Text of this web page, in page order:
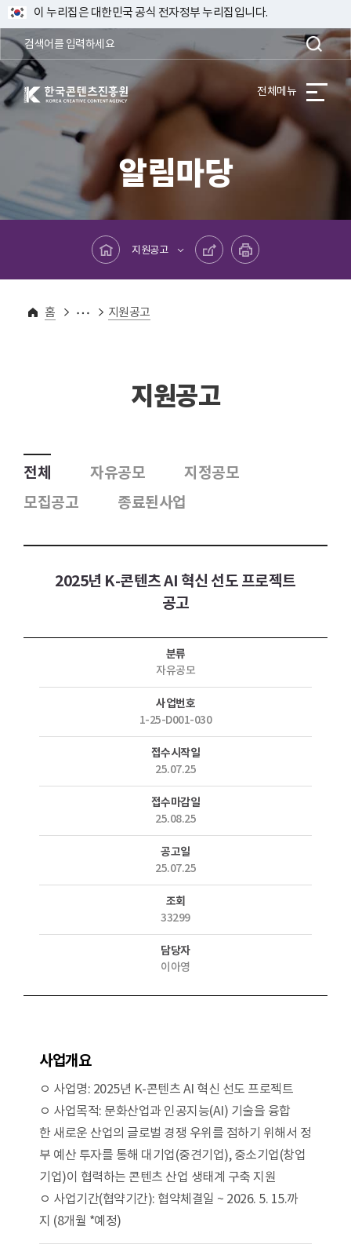
이 누리집은 대한민국 공식 전자정부 누리집입니다.
한국콘텐츠진흥원 KOREA CREATIVE CONTENT AGENCY 전체메뉴
알림마당
메인페이지로 바로가기
지원공고
공유하기 프린트하기
홈
알림마당 지원공고
지원공고
전체 자유공모
지정공모
모집공고
종료된사업
2025년 K-콘텐츠 AI 혁신 선도 프로젝트
공고
분류
자유공모
사업번호
1-25-D001-030
접수시작일
25.07.25
접수마감일
25.08.25
공고일
25.07.25
조회
33299
담당자
이아영
사업개요
ㅇ 사업명: 2025년 K-콘텐츠 AI 혁신 선도 프로젝트
ㅇ 사업목적: 문화산업과 인공지능(AI) 기술을 융합
한 새로운 산업의 글로벌 경쟁 우위를 점하기 위해서 정
부 예산 투자를 통해 대기업(중견기업), 중소기업(창업
기업)이 협력하는 콘텐츠 산업 생태계 구축 지원
ㅇ 사업기간(협약기간): 협약체결일 ~ 2026. 5. 15.까
지 (8개월 *예정)